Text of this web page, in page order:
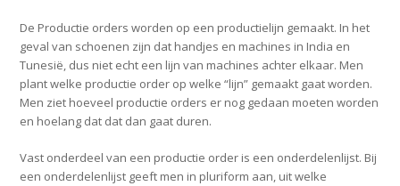
De Productie orders worden op een productielijn gemaakt. In het
geval van schoenen zijn dat handjes en machines in India en
Tunesië, dus niet echt een lijn van machines achter elkaar. Men
plant welke productie order op welke “lijn” gemaakt gaat worden.
Men ziet hoeveel productie orders er nog gedaan moeten worden
en hoelang dat dat dan gaat duren.
Vast onderdeel van een productie order is een onderdelenlijst. Bij
een onderdelenlijst geeft men in pluriform aan, uit welke